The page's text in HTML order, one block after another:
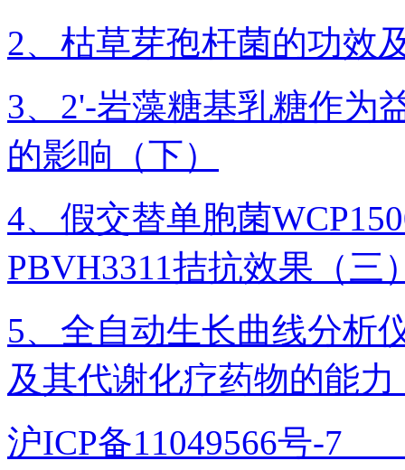
2、枯草芽孢杆菌的功效
3、2'-岩藻糖基乳糖作为
的影响（下）
4、假交替单胞菌
PBVH3311拮抗效果（三
5、全自动生长曲线分析
及其代谢化疗药物的能
沪ICP备11049566号